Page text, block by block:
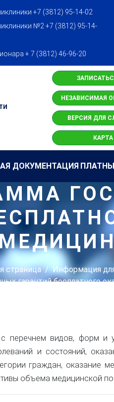
+7 (3812) 95-14-02
№2 +7 (3812) 95-14-
+ 7 (3812) 46-96-20
НЕЗАВИСИМАЯ
ВЕРСИЯ ДЛЯ
ДОКУМЕНТАЦИЯ
страница
Информация
гарантий бесплатного
с перечнем видов, форм и
и состояний,
граждан, оказание
объема медицинской